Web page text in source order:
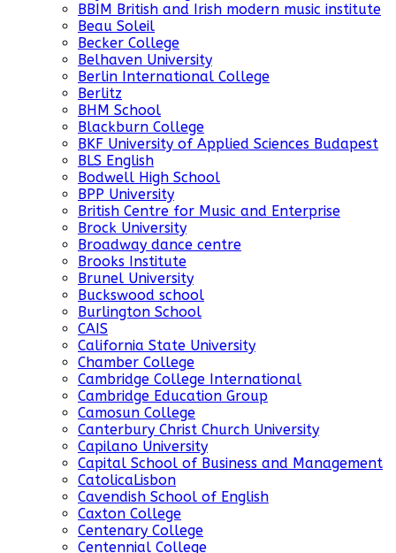
BBIM British and Irish modern music institute
Beau Soleil
Becker College
Belhaven University
Berlin International College
Berlitz
BHM School
Blackburn College
BKF University of Applied Sciences Budapest
BLS English
Bodwell High School
BPP University
British Centre for Music and Enterprise
Brock University
Broadway dance centre
Brooks Institute
Brunel University
Buckswood school
Burlington School
CAIS
California State University
Chamber College
Cambridge College International
Cambridge Education Group
Camosun College
Canterbury Christ Church University
Capilano University
Capital School of Business and Management
CatolicaLisbon
Cavendish School of English
Caxton College
Centenary College
Centennial College